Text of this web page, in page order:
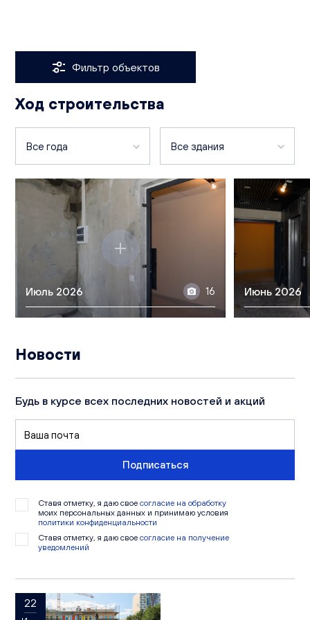
Фильтр объектов
Культура и отдых
Ход строительства
Все года Все здания
Чистопрудненская, д. 17
Чистопрудненская, д. 11
Чистопрудненская, д. 13а
Чистопрудненская, д. 13
Июль 2026 16 Июнь 2026
Новости
Будь в курсе всех последних новостей и акций
Подписаться
Ставя отметку, я даю свое согласие на обработку
моих персональных данных и принимаю условия
политики конфиденциальности
Ставя отметку, я даю свое согласие на получение
уведомлений
22